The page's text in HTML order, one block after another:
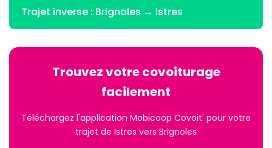
Trajet inverse : Brignoles → Istres
Trouvez votre covoiturage
facilement
Téléchargez l'application Mobicoop Covoit' pour votre
trajet de Istres vers Brignoles